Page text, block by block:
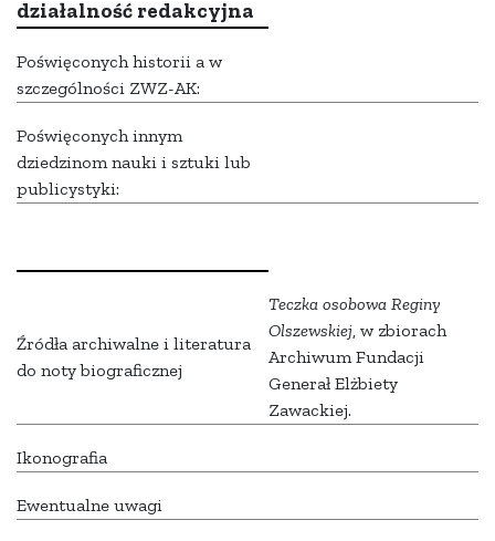
działalność redakcyjna
Poświęconych historii a w
szczególności ZWZ-AK:
Poświęconych innym
dziedzinom nauki i sztuki lub
publicystyki:
Źródła archiwalne i literatura
do noty biograficznej
Teczka osobowa Reginy
Olszewskiej, w zbiorach
Archiwum Fundacji
Generał Elżbiety
Zawackiej.
Ikonografia
Ewentualne uwagi